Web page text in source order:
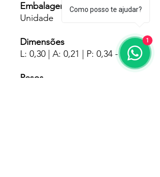
Embalagens
Unidade
Dimensões
L: 0,30 | A: 0,21 | P: 0,34 - Mts
Pesos
Como posso te ajudar?
1